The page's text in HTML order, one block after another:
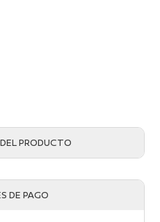
PRODUCTO
DE PAGO